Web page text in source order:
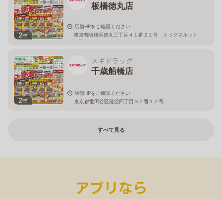
2枚
板橋徳丸店
店舗HPをご確認ください
東京都板橋区徳丸三丁目４１番２１号 トックマルット
１階
2枚
スギドラッグ
千歳船橋店
店舗HPをご確認ください
東京都世田谷区経堂四丁目３２番１２号
すべて見る